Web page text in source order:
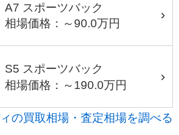
A7 スポーツバック
相場価格：～90.0万円
S5 スポーツバック
相場価格：～190.0万円
の買取相場・査定相場を調べる